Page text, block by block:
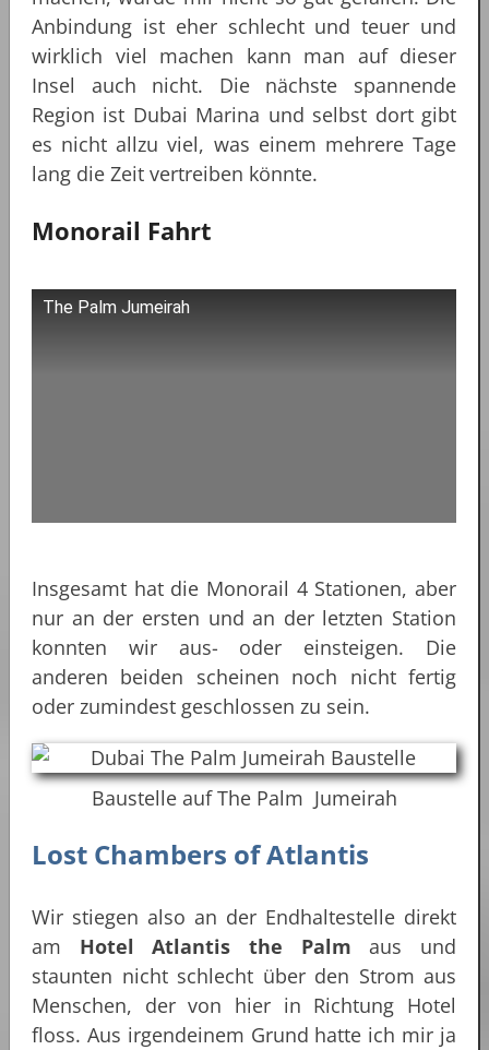
Anbindung ist eher schlecht und teuer und
wirklich viel machen kann man auf dieser
Insel auch nicht. Die nächste spannende
Region ist Dubai Marina und selbst dort gibt
es nicht allzu viel, was einem mehrere Tage
lang die Zeit vertreiben könnte.
Monorail Fahrt
The Palm Jumeirah
Insgesamt hat die Monorail 4 Stationen, aber
nur an der ersten und an der letzten Station
konnten wir aus- oder einsteigen. Die
anderen beiden scheinen noch nicht fertig
oder zumindest geschlossen zu sein.
Baustelle auf The Palm Jumeirah
Lost Chambers of Atlantis
Wir stiegen also an der Endhaltestelle direkt
am Hotel Atlantis the Palmaus und
staunten nicht schlecht über den Strom aus
Menschen, der von hier in Richtung Hotel
floss. Aus irgendeinem Grund hatte ich mir ja